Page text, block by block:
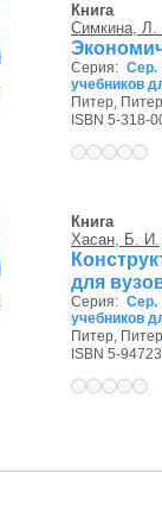
Книга
Симкина, Л.
Серия: Сер.
учебников
Питер,
ISBN 5-318-
Книга
Хасан, Б. И.
для
Серия: Сер.
учебников
Питер,
ISBN 5-